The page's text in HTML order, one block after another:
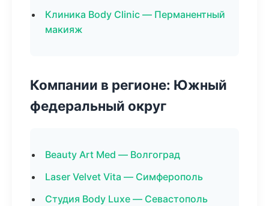
Клиника Body Clinic — Перманентный
макияж
Компании в регионе: Южный
федеральный округ
Beauty Art Med — Волгоград
Laser Velvet Vita — Симферополь
Студия Body Luxe — Севастополь